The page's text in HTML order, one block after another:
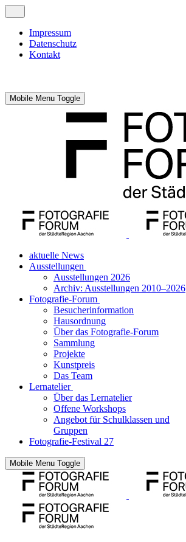
Impressum
Datenschutz
Kontakt
Mobile Menu Toggle
aktuelle News
Ausstellungen
Ausstellungen 2026
Archiv: Ausstellungen 2010–2026
Fotografie-Forum
Besucherinformation
Hausordnung
Über das Fotografie-Forum
Sammlung
Projekte
Kunstpreis
Das Team
Lernatelier
Über das Lernatelier
Offene Workshops
Angebot für Schulklassen und
Gruppen
Fotografie-Festival 27
Mobile Menu Toggle